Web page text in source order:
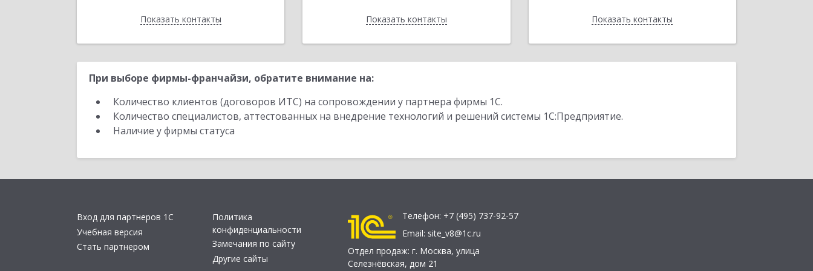
Показать контакты
Назад Показать контакты
Назад Показать контакты
Назад
При выборе фирмы-франчайзи, обратите внимание на:
Количество клиентов (договоров ИТС) на сопровождении у партнера фирмы 1С.
Количество специалистов, аттестованных на внедрение технологий и решений системы 1С:Предприятие.
Наличие у фирмы статуса
Вход для партнеров 1С
Учебная версия
Стать партнером
Политика
конфиденциальности
Замечания по сайту
Другие сайты
Телефон: +7 (495) 737-92-57
Email: site_v8@1c.ru
Отдел продаж: г. Москва, улица
Селезнёвская, дом 21